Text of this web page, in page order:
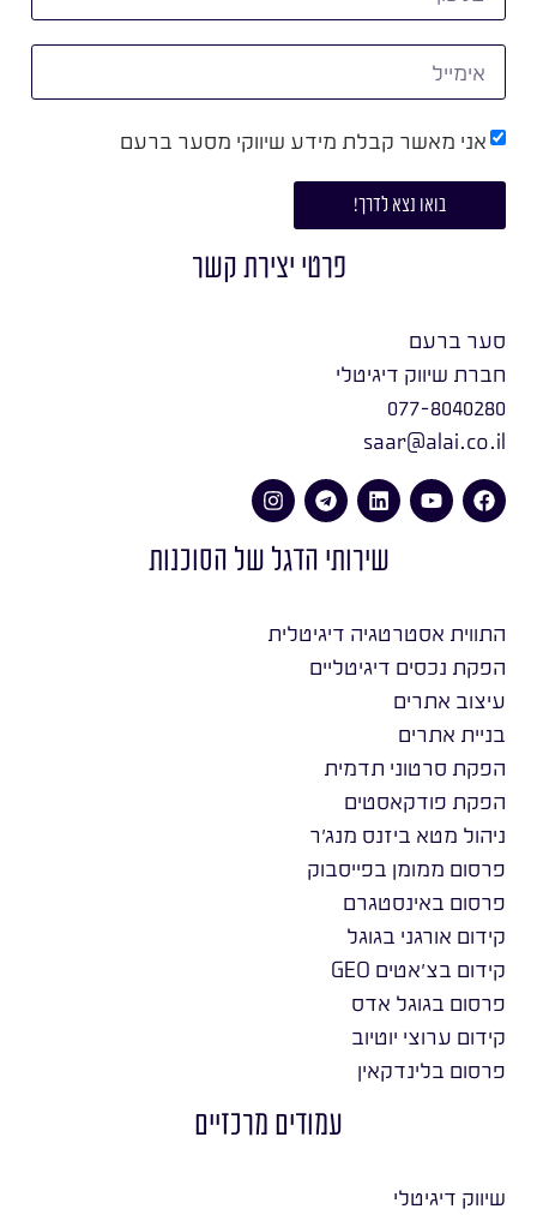
אני מאשר קבלת מידע שיווקי מסער ברעם
בואו נצא לדרך!
פרטי יצירת קשר
סער ברעם
חברת שיווק דיגיטלי
077-8040280
saar@alai.co.il
שירותי הדגל של הסוכנות
התווית אסטרטגיה דיגיטלית
הפקת נכסים דיגיטליים
עיצוב אתרים
בניית אתרים
הפקת סרטוני תדמית
הפקת פודקאסטים
ניהול מטא ביזנס מנג׳ר
פרסום ממומן בפייסבוק
פרסום באינסטגרם
קידום אורגני בגוגל
קידום בצ׳אטים GEO
פרסום בגוגל אדס
קידום ערוצי יוטיוב
פרסום בלינדקאין
עמודים מרכזיים
שיווק דיגיטלי